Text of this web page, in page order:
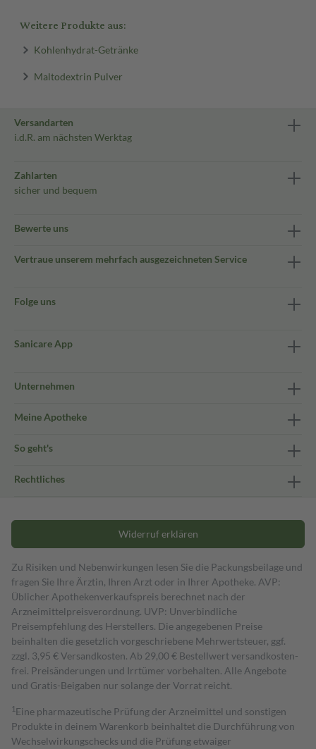
Weitere Produkte aus:
Kohlenhydrat-Getränke
Maltodextrin Pulver
Versandarten
i.d.R. am nächsten Werktag
Zahlarten
sicher und bequem
Bewerte uns
Vertraue unserem mehrfach ausgezeichneten Service
Folge uns
Sanicare App
Unternehmen
Meine Apotheke
So geht's
Rechtliches
Widerruf erklären
Zu Risiken und Nebenwirkungen lesen Sie die Packungsbeilage und
fragen Sie Ihre Ärztin, Ihren Arzt oder in Ihrer Apotheke. AVP:
Üblicher Apothekenverkaufspreis berechnet nach der
Arzneimittelpreisverordnung. UVP: Unverbindliche
Preisempfehlung des Herstellers. Die angegebenen Preise
beinhalten die gesetzlich vorgeschriebene Mehrwertsteuer, ggf.
zzgl. 3,95 € Versandkosten. Ab 29,00 € Bestell­wert versand­kosten­
frei. Preisänderungen und Irrtümer vorbehalten. Alle Angebote
und Gratis-Beigaben nur solange der Vorrat reicht.
1 Eine pharmazeutische Prüfung der Arzneimittel und sonstigen
Produkte in deinem Warenkorb beinhaltet die Durchführung von
Wechselwirkungschecks und die Prüfung etwaiger